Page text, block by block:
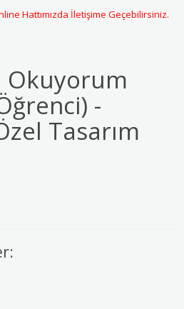
Hattımızda İletişime Geçebilirsiniz.
Okuyorum
-
Tasarım